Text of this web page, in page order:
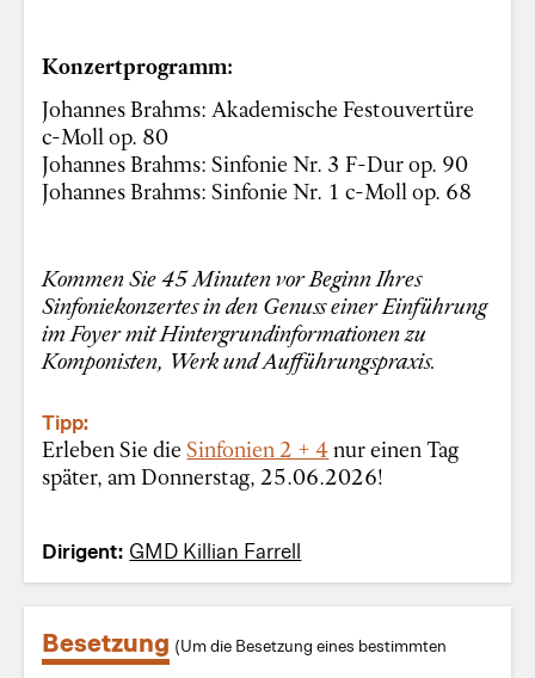
Konzertprogramm:
Johannes Brahms: Akademische Festouvertüre
c-Moll op. 80
Johannes Brahms: Sinfonie Nr. 3 F-Dur op. 90
Johannes Brahms: Sinfonie Nr. 1 c-Moll op. 68
Kommen Sie 45 Minuten vor Beginn Ihres
Sinfoniekonzertes in den Genuss einer Einführung
im Foyer mit Hintergrundinformationen zu
Komponisten, Werk und Aufführungspraxis.
Tipp:
Erleben Sie dieSinfonien 2 + 4nur einen Tag
später, am Donnerstag, 25.06.2026!
Dirigent: GMD Killian Farrell
Besetzung (Um die Besetzung eines bestimmten